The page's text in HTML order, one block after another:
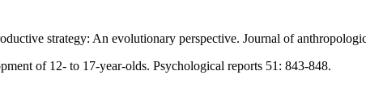
strategy: An evolutionary perspective. Journal of
of 12- to 17-year-olds. Psychological reports 51: 843-848.